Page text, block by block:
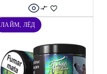
ЛАЙМ, ЛЁД